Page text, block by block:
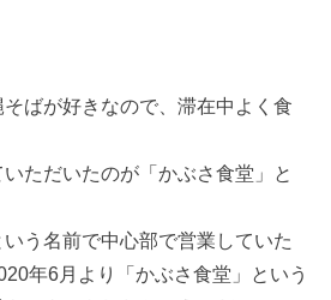
ばが好きなので、滞在中よく食
ただいたのが「かぶさ食堂」と
う名前で中心部で営業していた
年6月より「かぶさ食堂」という